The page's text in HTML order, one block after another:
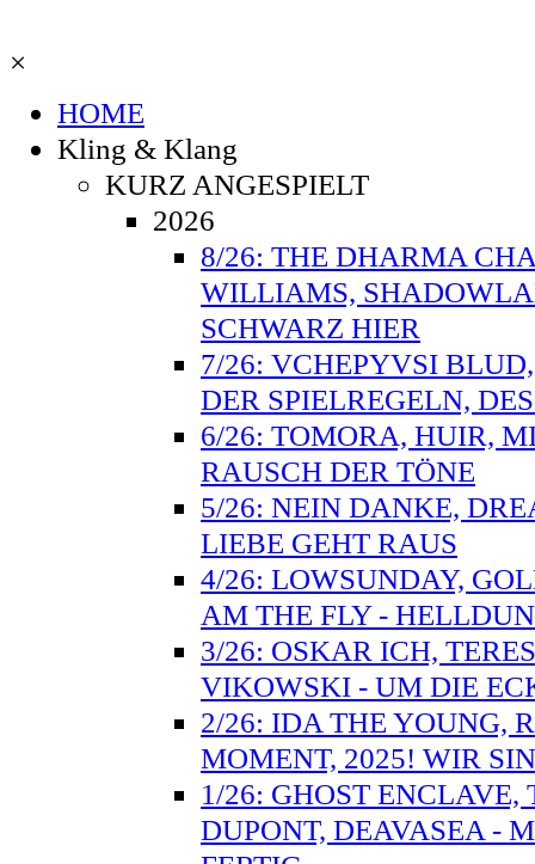
×
HOME
Kling & Klang
KURZ ANGESPIELT
2026
8/26: THE DHARMA
WILLIAMS,
SCHWARZ HIER
7/26: VCHEPYVSI
DER SPIELREGELN,
6/26: TOMORA, HUIR,
RAUSCH DER TÖNE
5/26: NEIN DANKE,
LIEBE GEHT RAUS
4/26: LOWSUNDAY,
AM THE FLY -
3/26: OSKAR ICH,
VIKOWSKI - UM DIE
2/26: IDA THE YOUNG,
MOMENT, 2025! WIR
1/26: GHOST
DUPONT, DEAVASEA -